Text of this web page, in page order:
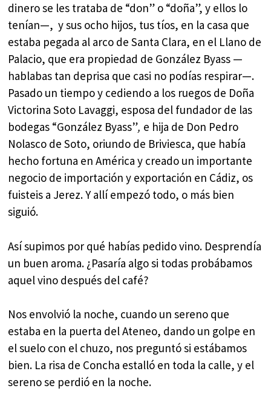
dinero se les trataba de “don” o “doña”, y ellos lo
tenían—, y sus ocho hijos, tus tíos, en la casa que
estaba pegada al arco de Santa Clara, en el Llano de
Palacio, que era propiedad de González Byass —
hablabas tan deprisa que casi no podías respirar—.
Pasado un tiempo y cediendo a los ruegos de Doña
Victorina Soto Lavaggi, esposa del fundador de las
bodegas “González Byass”, e hija de Don Pedro
Nolasco de Soto, oriundo de Briviesca, que había
hecho fortuna en América y creado un importante
negocio de importación y exportación en Cádiz, os
fuisteis a Jerez. Y allí empezó todo, o más bien
siguió.
Así supimos por qué habías pedido vino. Desprendía
un buen aroma. ¿Pasaría algo si todas probábamos
aquel vino después del café?
Nos envolvió la noche, cuando un sereno que
estaba en la puerta del Ateneo, dando un golpe en
el suelo con el chuzo, nos preguntó si estábamos
bien. La risa de Concha estalló en toda la calle, y el
sereno se perdió en la noche.